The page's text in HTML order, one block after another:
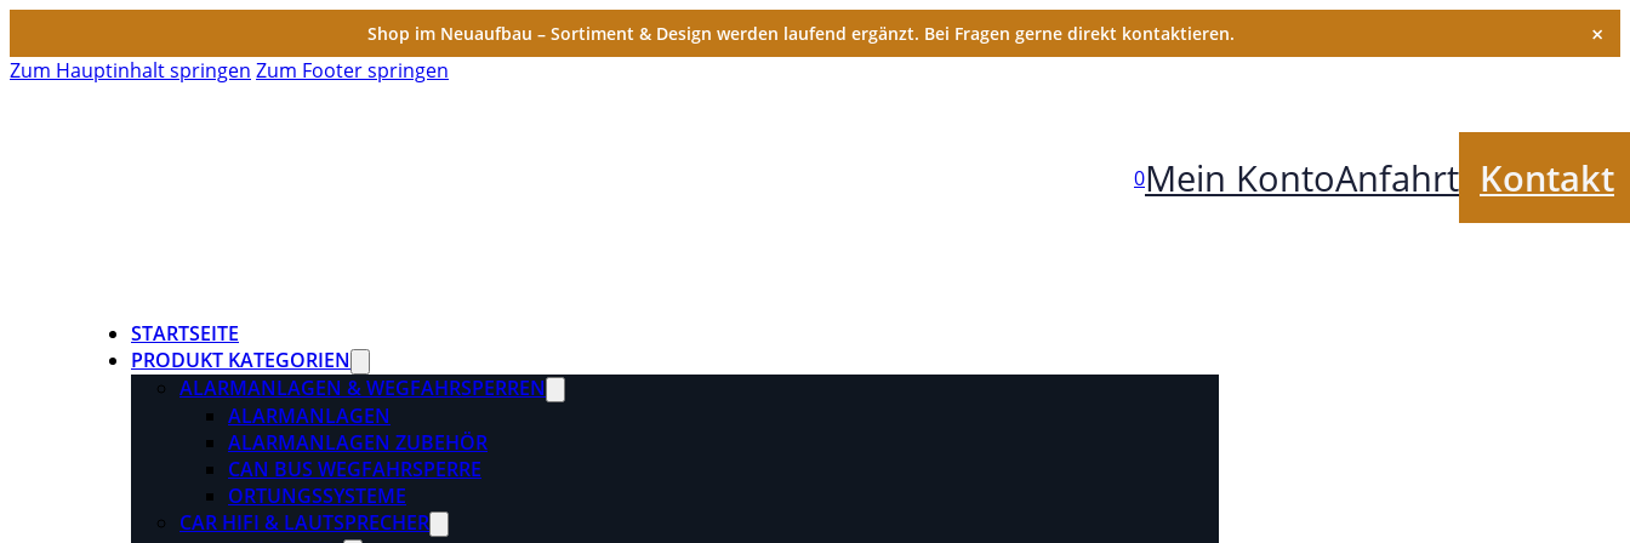
Shop im Neuaufbau – Sortiment & Design werden laufend ergänzt. Bei Fragen gerne direkt kontaktieren. ×
Zum Hauptinhalt springen Zum Footer springen
0Mein KontoAnfahrt Kontakt
STARTSEITE
PRODUKT KATEGORIEN
ALARMANLAGEN & WEGFAHRSPERREN
ALARMANLAGEN
ALARMANLAGEN ZUBEHÖR
CAN BUS WEGFAHRSPERRE
ORTUNGSSYSTEME
CAR HIFI & LAUTSPRECHER